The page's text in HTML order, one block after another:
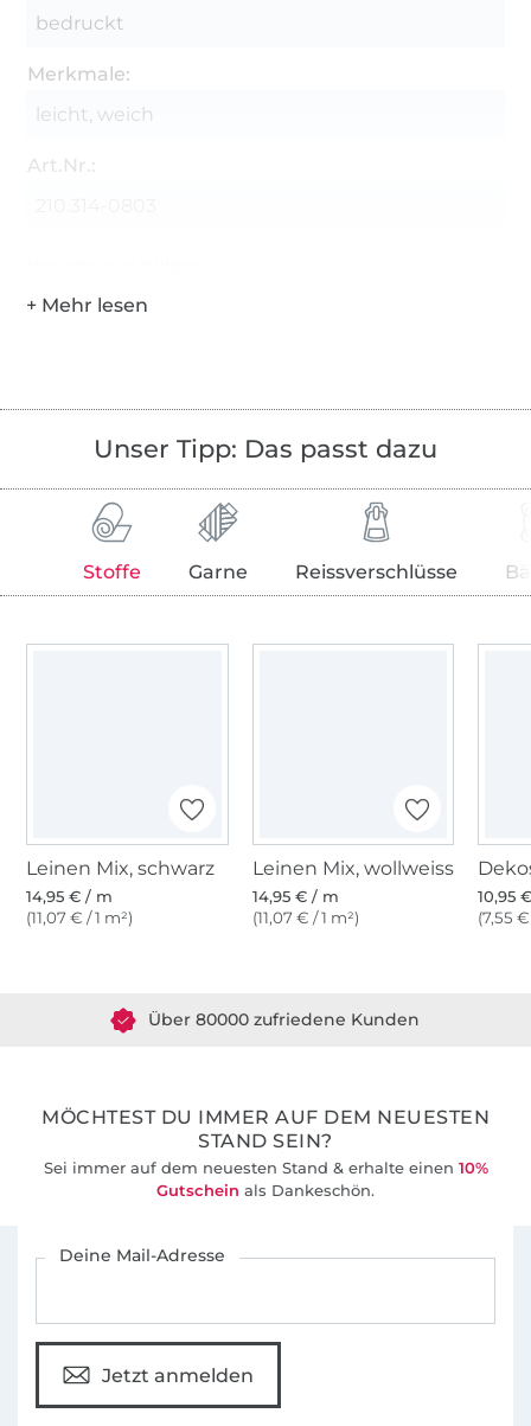
bedruckt
Merkmale:
leicht, weich
Art.Nr.:
Unser Tipp: Das passt dazu
Stoffe Garne Reissverschlüsse
Leinen Mix, schwarz
14,95 € / m
(11,07 € / 1 m²)
Leinen Mix, wollweiss
14,95 € / m
(11,07 € / 1 m²)
10,95
(7,55
MÖCHTEST DU IMMER AUF DEM NEUESTEN
STAND SEIN?
Sei immer auf dem neuesten Stand & erhalte einen 10%
Gutschein als Dankeschön.
Deine Mail-Adresse
Jetzt anmelden